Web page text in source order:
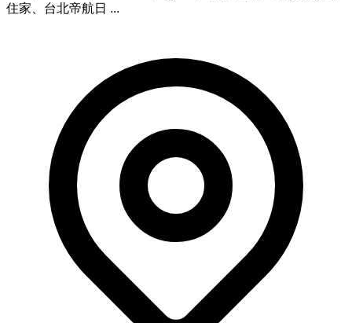
住家、台北帝航日 ...